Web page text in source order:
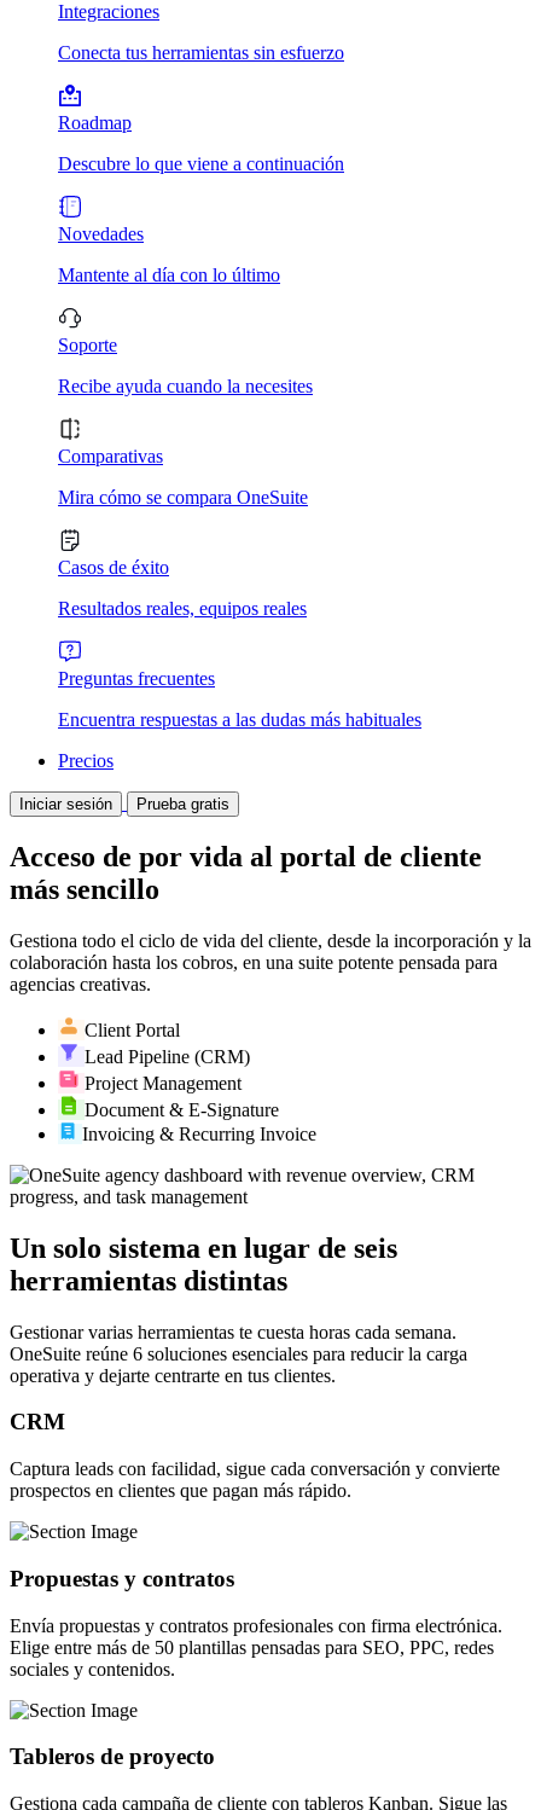
Integraciones
Conecta tus herramientas sin esfuerzo
Roadmap
Descubre lo que viene a continuación
Novedades
Mantente al día con lo último
Soporte
Recibe ayuda cuando la necesites
Comparativas
Mira cómo se compara OneSuite
Casos de éxito
Resultados reales, equipos reales
Preguntas frecuentes
Encuentra respuestas a las dudas más habituales
Precios
Iniciar sesión Prueba gratis
Acceso de por vida al portal de cliente
más sencillo
Gestiona todo el ciclo de vida del cliente, desde la incorporación y la
colaboración hasta los cobros, en una suite potente pensada para
agencias creativas.
Client Portal
Lead Pipeline (CRM)
Project Management
Document & E-Signature
Invoicing & Recurring Invoice
Un solo sistema en lugar de seis
herramientas distintas
Gestionar varias herramientas te cuesta horas cada semana.
OneSuite reúne 6 soluciones esenciales para reducir la carga
operativa y dejarte centrarte en tus clientes.
CRM
Captura leads con facilidad, sigue cada conversación y convierte
prospectos en clientes que pagan más rápido.
Propuestas y contratos
Envía propuestas y contratos profesionales con firma electrónica.
Elige entre más de 50 plantillas pensadas para SEO, PPC, redes
sociales y contenidos.
Tableros de proyecto
Gestiona cada campaña de cliente con tableros Kanban. Sigue las